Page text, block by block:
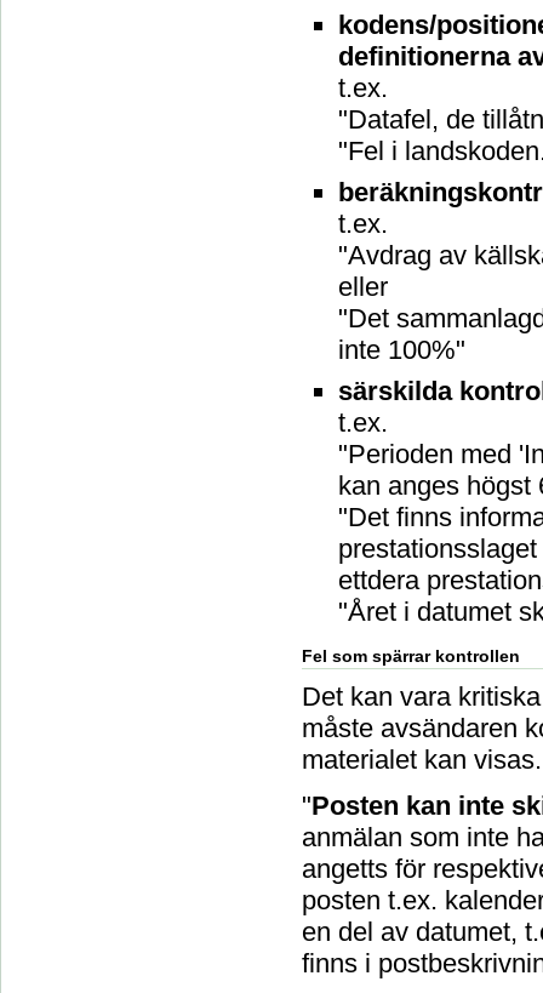
kodens/
definitionerna
t.ex.
"Datafel, de
"Fel i
t.ex.
"Avdrag av
eller
"Det
inte 100%"
särskilda
t.ex.
"Perioden med
kan anges högst
"Det finns
ettdera
"Året i datumet
Fel som spärrar kontrollen
Det kan vara
måste avsändaren
materialet kan visas.
"Posten kan inte
anmälan som inte
angetts för
posten t.ex.
en del av datumet,
finns i